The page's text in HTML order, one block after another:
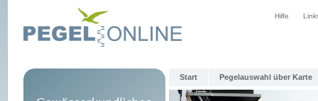
Hilfe
Start Pegelauswahl über Karte